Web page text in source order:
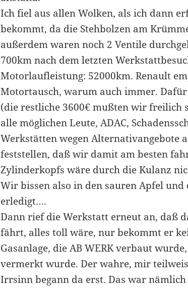
Ich fiel aus allen Wolken, als ich dann
bekommt, da die Stehbolzen am
außerdem waren noch 2 Ventile
700km nach dem letzten
Motorlaufleistung: 52000km. Renault
Motortausch, warum auch immer.
(die restliche 3600€ mußten wir freilich
alle möglichen Leute, ADAC,
Werkstätten wegen Alternativangebote
feststellen, daß wir damit am besten
Zylinderkopfs wäre durch die Kulanz
Wir bissen also in den sauren Apfel
erledigt….
Dann rief die Werkstatt erneut an, daß
fährt, alles toll wäre, nur bekommt er
Gasanlage, die AB WERK verbaut
vermerkt wurde. Der wahre, mir
Irrsinn begann da erst. Das war